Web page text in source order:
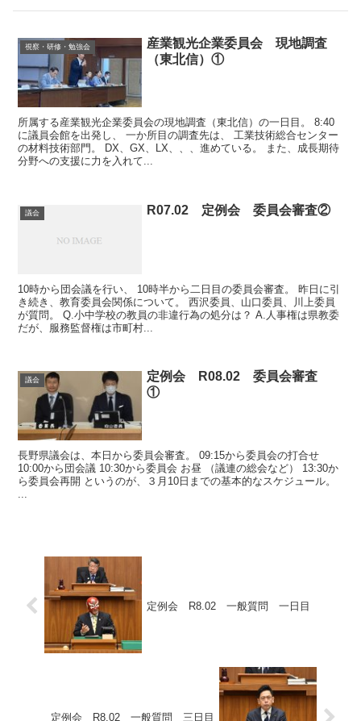
視察・研修・勉強会
産業観光企業委員会 現地調査
（東北信）①
所属する産業観光企業委員会の現地調査（東北信）の一日目。 8:40
に議員会館を出発し、 一か所目の調査先は、 工業技術総合センター
の材料技術部門。 DX、GX、LX、、、進めている。 また、成長期待
分野への支援に力を入れて...
議会 R07.02 定例会 委員会審査②
10時から団会議を行い、 10時半から二日目の委員会審査。 昨日に引
き続き、教育委員会関係について。 西沢委員、山口委員、川上委員
が質問。 Q.小中学校の教員の非違行為の処分は？ A.人事権は県教委
だが、服務監督権は市町村...
議会
定例会 R08.02 委員会審査
①
長野県議会は、本日から委員会審査。 09:15から委員会の打合せ
10:00から団会議 10:30から委員会 お昼 （議連の総会など） 13:30か
ら委員会再開 というのが、３月10日までの基本的なスケジュール。
...
定例会 R8.02 一般質問 一日目
定例会 R8.02 一般質問 三日目